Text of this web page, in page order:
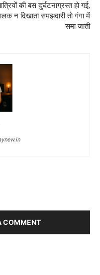
की बस दुर्घटनाग्रस्त हो गई,
न दिखाता समझदारी तो गंगा में
समा जाती
COMMENT